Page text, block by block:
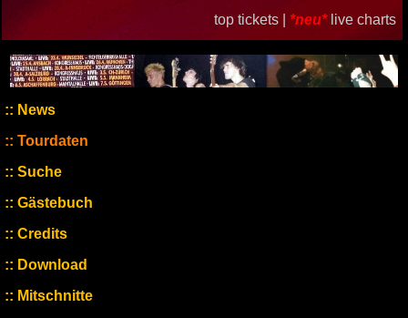
top tickets | *neu* live charts
News
Tourdaten
Suche
Gästebuch
Credits
Download
Mitschnitte